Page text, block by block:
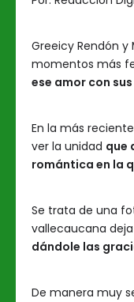
Greeicy Rendón y
momentos más
ese amor con
En la más
ver la unidad que
romántica en la
Se trata de una
vallecaucana
dándole las
De manera muy